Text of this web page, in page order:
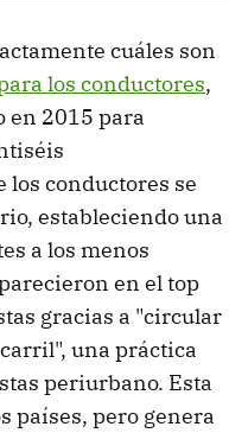
cuáles son
los conductores,
en 2015 para
los conductores se
estableciendo una
a los menos
en el top
gracias a "circular
una práctica
periurbano. Esta
países, pero genera